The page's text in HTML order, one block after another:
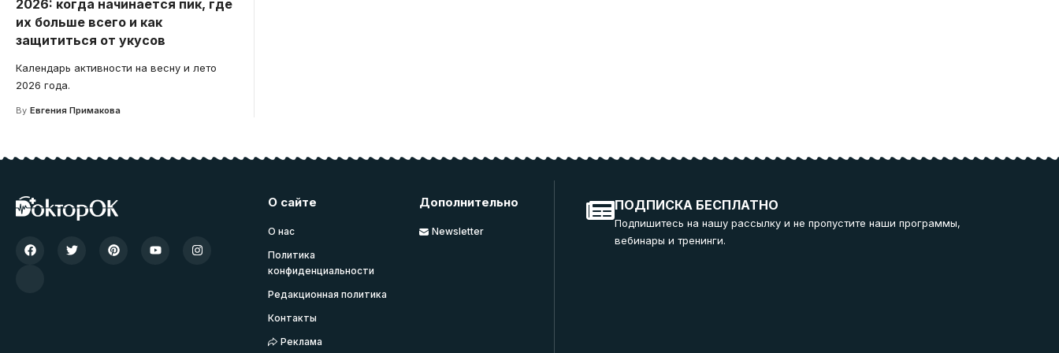
2026: когда начинается пик, где
их больше всего и как
защититься от укусов
Календарь активности на весну и лето
2026 года.
By Евгения Примакова
О сайте
О нас
Политика
конфиденциальности
Редакционная политика
Контакты
Реклама
Дополнительно
Newsletter
ПОДПИСКА БЕСПЛАТНО
Подпишитесь на нашу рассылку и не пропустите наши программы,
вебинары и тренинги.